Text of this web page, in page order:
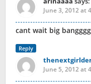
June 3, 2012 at
cant wait big
Reply
June 5, 2012 at